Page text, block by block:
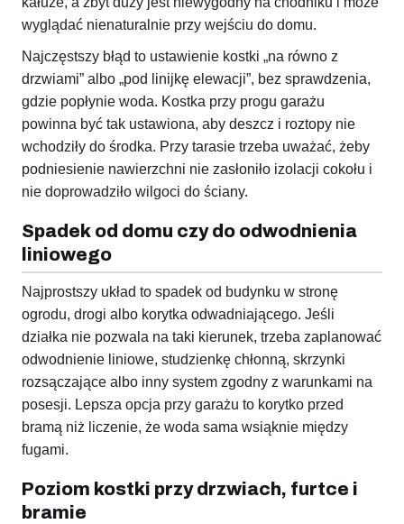
wyglądać nienaturalnie przy wejściu do domu.
Najczęstszy błąd to ustawienie kostki „na równo z
drzwiami” albo „pod linijkę elewacji”, bez sprawdzenia,
gdzie popłynie woda. Kostka przy progu garażu
powinna być tak ustawiona, aby deszcz i roztopy nie
wchodziły do środka. Przy tarasie trzeba uważać, żeby
podniesienie nawierzchni nie zasłoniło izolacji cokołu i
nie doprowadziło wilgoci do ściany.
Spadek od domu czy do odwodnienia
liniowego
Najprostszy układ to spadek od budynku w stronę
ogrodu, drogi albo korytka odwadniającego. Jeśli
działka nie pozwala na taki kierunek, trzeba zaplanować
odwodnienie liniowe, studzienkę chłonną, skrzynki
rozsączające albo inny system zgodny z warunkami na
posesji. Lepsza opcja przy garażu to korytko przed
bramą niż liczenie, że woda sama wsiąknie między
fugami.
Poziom kostki przy drzwiach, furtce i
bramie